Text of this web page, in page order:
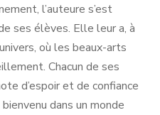
l’auteure s’est
ses élèves. Elle leur a, à
où les beaux-arts
Chacun de ses
d’espoir et de confiance
dans un monde